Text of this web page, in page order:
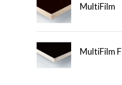
MultiFilm
MultiFilm F